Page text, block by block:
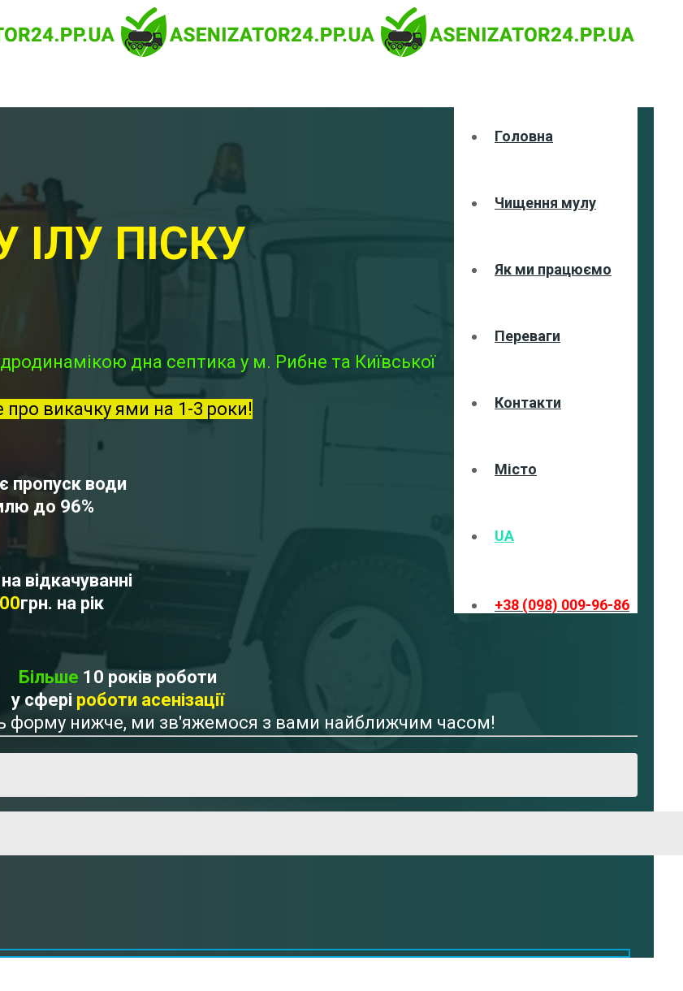
Головна
Чищення мулу
Як ми працюємо
Переваги
Контакти
Місто
UA
+38 (098) 009-96-86
ПІСКУ
дна септика у м. Рибне та Київської
про викачку ями на 1-3 роки!
пропуск води
до 96%
відкачуванні
грн. на рік
Більше 10 років роботи
у сфері роботи асенізації
форму нижче, ми зв'яжемося з вами найближчим часом!